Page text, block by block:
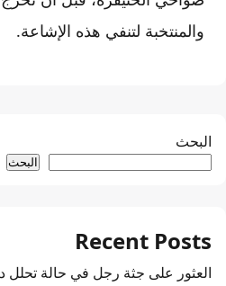
والمنتخبة لتنفي هذه الإشاعة.
البحث
البحث
Recent Posts
العثور على جثة رجل في حالة تحلل